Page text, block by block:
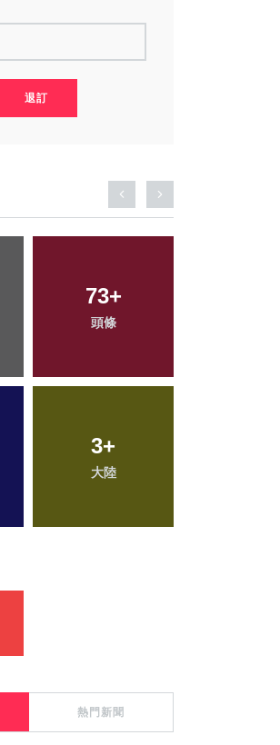
退訂
73+
頭條
3+
大陸
107+
農業
163
專欄
熱門新聞